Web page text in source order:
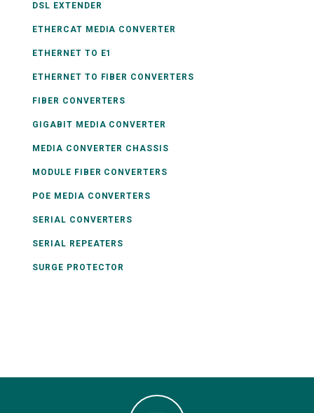
DSL EXTENDER
ETHERCAT MEDIA CONVERTER
ETHERNET TO E1
ETHERNET TO FIBER CONVERTERS
FIBER CONVERTERS
GIGABIT MEDIA CONVERTER
MEDIA CONVERTER CHASSIS
MODULE FIBER CONVERTERS
POE MEDIA CONVERTERS
SERIAL CONVERTERS
SERIAL REPEATERS
SURGE PROTECTOR